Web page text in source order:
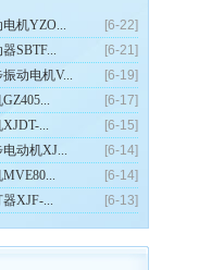
[6-22]
电机YZO...
[6-21]
SBTF...
[6-19]
振动电机V...
[6-17]
[6-15]
...
[6-14]
电动机XJ...
[6-14]
MVE80...
[6-13]
器XJF-...